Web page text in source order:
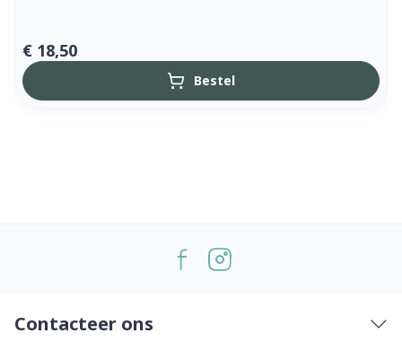
€ 18,50
Bestel
Contacteer ons